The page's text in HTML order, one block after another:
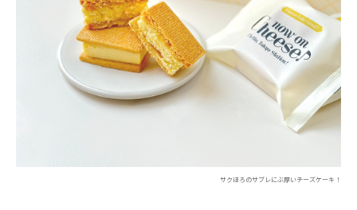
サクほろのサブレにぶ厚いチーズケーキ！